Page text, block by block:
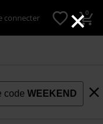
×
connecter 0
codeWEEKEND